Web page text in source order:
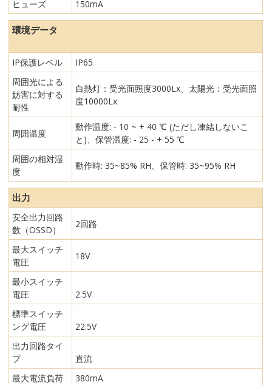
ヒューズ 150mA
環境データ
IP保護レベル
IP65
周囲光による
妨害に対する
耐性
白熱灯：受光面照度3000Lx、太陽光：受光面照
度10000Lx
周囲温度
動作温度: - 10 ~ + 40 ℃ (ただし凍結しないこ
と)、保管温度: - 25 - + 55 ℃
周囲の相対湿
度
動作時: 35~85% RH、保管時: 35~95% RH
出力
安全出力回路
数（OSSD）
2回路
最大スイッチ
電圧
18V
最小スイッチ
電圧
2.5V
標準スイッチ
ング電圧
22.5V
出力回路タイ
プ
直流
最大電流負荷
380mA